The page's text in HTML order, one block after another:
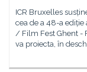
ICR Bruxelles
cea de a 48-a
/ Film Fest Ghent -
va proiecta, în